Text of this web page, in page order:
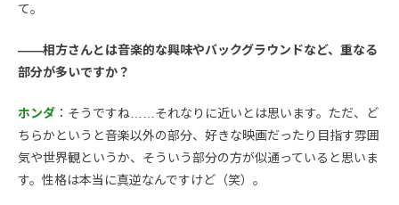
て。
――相方さんとは音楽的な興味やバックグラウンドなど、重なる
部分が多いですか？
ホンダ ：そうですね……それなりに近いとは思います。ただ、ど
ちらかというと音楽以外の部分、好きな映画だったり目指す雰囲
気や世界観というか、そういう部分の方が似通っていると思いま
す。性格は本当に真逆なんですけど（笑）。